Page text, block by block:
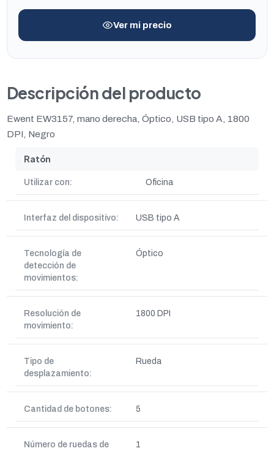
Ver mi precio
Descripción del producto
Ewent EW3157, mano derecha, Óptico, USB tipo A, 1800
DPI, Negro
Ratón
Utilizar con: Oficina
Interfaz del dispositivo: USB tipo A
Tecnología de
detección de
movimientos:
Óptico
Resolución de
movimiento:
1800 DPI
Tipo de
desplazamiento:
Rueda
Cantidad de botones: 5
Número de ruedas de
1